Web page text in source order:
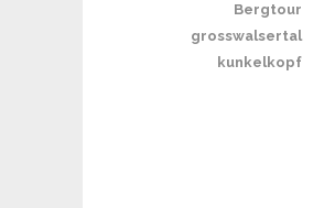
Bergtour
grosswalsertal
kunkelkopf